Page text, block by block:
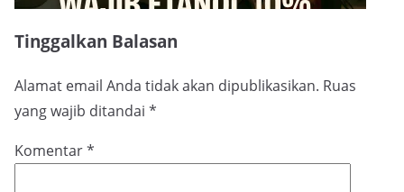
Tinggalkan Balasan
Alamat email Anda tidak akan dipublikasikan. Ruas
yang wajib ditandai *
Komentar*